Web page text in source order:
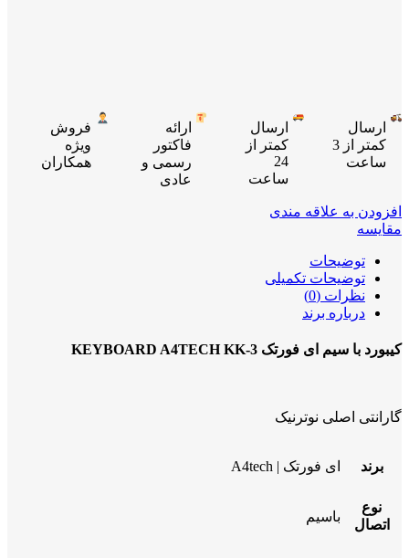
ارسال
کمتر از 3
ساعت
ارسال
کمتر از
24
ساعت
ارائه
فاکتور
رسمی و
عادی
فروش
ویژه
همکاران
افزودن به علاقه مندی
مقایسه
توضیحات
توضیحات تکمیلی
نظرات (0)
درباره برند
کیبورد با سیم ای فورتک KEYBOARD A4TECH KK-3
گارانتی اصلی نوترنیک
برند ای فورتک | A4tech
نوع
اتصال
باسیم